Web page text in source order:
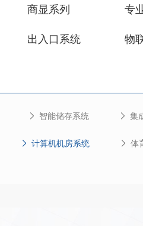
商显系列 专
出入口系统 物
智能储存系统 集
计算机机房系统 体